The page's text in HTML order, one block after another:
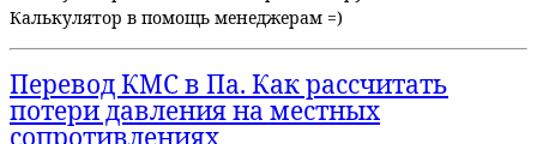
Калькулятор в помощь менеджерам =)
Перевод КМС в Па. Как рассчитать
потери давления на местных
сопротивлениях